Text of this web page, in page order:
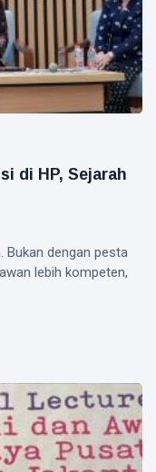
di HP, Sejarah
Bukan dengan pesta
lebih kompeten,